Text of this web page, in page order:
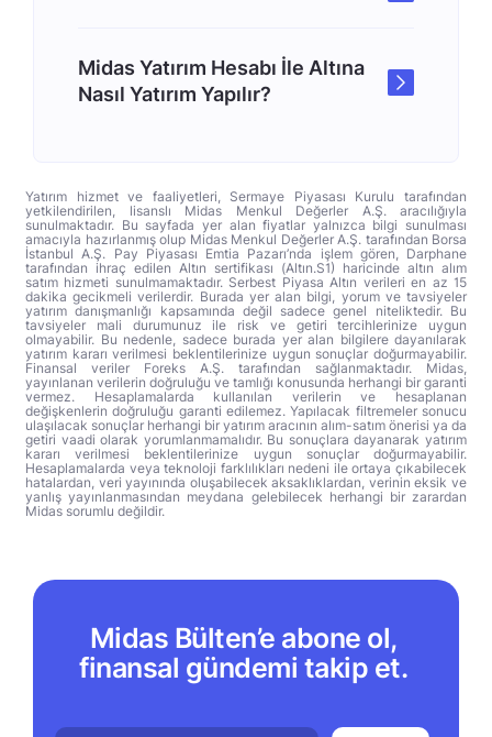
Midas Yatırım Hesabı İle Altına
Nasıl Yatırım Yapılır?
Yatırım hizmet ve faaliyetleri, Sermaye Piyasası Kurulu tarafından
yetkilendirilen, lisanslı Midas Menkul Değerler A.Ş. aracılığıyla
sunulmaktadır. Bu sayfada yer alan fiyatlar yalnızca bilgi sunulması
amacıyla hazırlanmış olup Midas Menkul Değerler A.Ş. tarafından Borsa
İstanbul A.Ş. Pay Piyasası Emtia Pazarı’nda işlem gören, Darphane
tarafından ihraç edilen Altın sertifikası (Altın.S1) haricinde altın alım
satım hizmeti sunulmamaktadır. Serbest Piyasa Altın verileri en az 15
dakika gecikmeli verilerdir. Burada yer alan bilgi, yorum ve tavsiyeler
yatırım danışmanlığı kapsamında değil sadece genel niteliktedir. Bu
tavsiyeler mali durumunuz ile risk ve getiri tercihlerinize uygun
olmayabilir. Bu nedenle, sadece burada yer alan bilgilere dayanılarak
yatırım kararı verilmesi beklentilerinize uygun sonuçlar doğurmayabilir.
Finansal veriler Foreks A.Ş. tarafından sağlanmaktadır. Midas,
yayınlanan verilerin doğruluğu ve tamlığı konusunda herhangi bir garanti
vermez. Hesaplamalarda kullanılan verilerin ve hesaplanan
değişkenlerin doğruluğu garanti edilemez. Yapılacak filtremeler sonucu
ulaşılacak sonuçlar herhangi bir yatırım aracının alım-satım önerisi ya da
getiri vaadi olarak yorumlanmamalıdır. Bu sonuçlara dayanarak yatırım
kararı verilmesi beklentilerinize uygun sonuçlar doğurmayabilir.
Hesaplamalarda veya teknoloji farklılıkları nedeni ile ortaya çıkabilecek
hatalardan, veri yayınında oluşabilecek aksaklıklardan, verinin eksik ve
yanlış yayınlanmasından meydana gelebilecek herhangi bir zarardan
Midas sorumlu değildir.
Midas Bülten’e abone ol,
finansal gündemi takip et.